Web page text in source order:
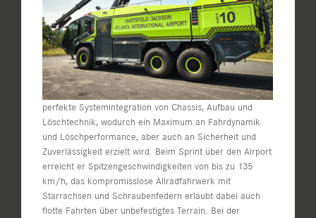
perfekte Systemintegration von Chassis, Aufbau und
Löschtechnik, wodurch ein Maximum an Fahrdynamik
und Löschperformance, aber auch an Sicherheit und
Zuverlässigkeit erzielt wird. Beim Sprint über den Airport
erreicht er Spitzengeschwindigkeiten von bis zu 135
km/h, das kompromisslose Allradfahrwerk mit
Starrachsen und Schraubenfedern erlaubt dabei auch
flotte Fahrten über unbefestigtes Terrain. Bei der